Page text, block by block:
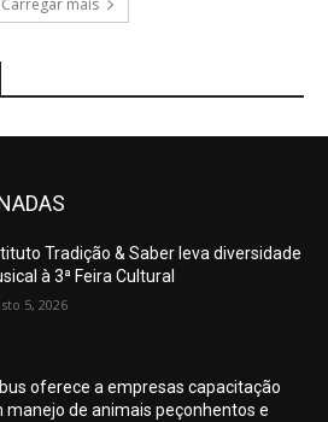
Tradição & Saber leva diversidade
à 3ª Feira Cultural
5, 2026
oferece a empresas capacitação
manejo de animais peçonhentos e